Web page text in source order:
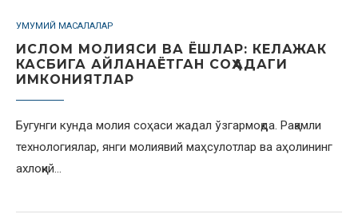
УМУМИЙ МАСАЛАЛАР
ИСЛОМ МОЛИЯСИ ВА ЁШЛАР: КЕЛАЖАК
КАСБИГА АЙЛАНАЁТГАН СОҲАДАГИ
ИМКОНИЯТЛАР
Бугунги кунда молия соҳаси жадал ўзгармоқда. Рақамли
технологиялар, янги молиявий маҳсулотлар ва аҳолининг
ахлоқий…